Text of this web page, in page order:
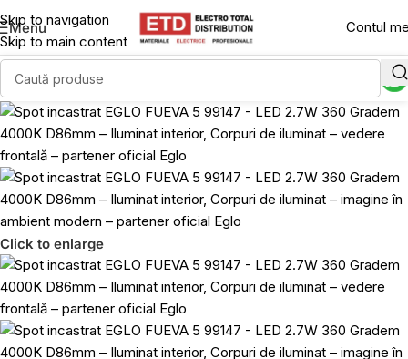
Skip to navigation
Skip to main content
Menu Contul
Click to enlarge